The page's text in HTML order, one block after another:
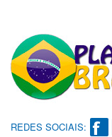
REDES SOCIAIS: